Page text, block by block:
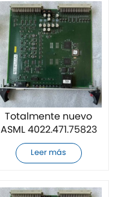
Totalmente nuevo
ASML 4022.471.75823
Módulo de fuente de
alimentación
Leer más